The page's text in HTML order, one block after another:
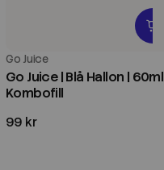
Go Juice
Go Juice | Blå Hallon | 60ml
Kombofill
99 kr